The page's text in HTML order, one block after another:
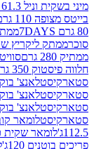
גרם
מילקה
גרם
אוראו מיני
שטיחים בקופסה 1קג-אדום
סוויטאנגו ממרח קקאו
גרם
לומאר קוביות וופל קקאו
שקית כדורים פריכים
120ג'
לומאר קוביות